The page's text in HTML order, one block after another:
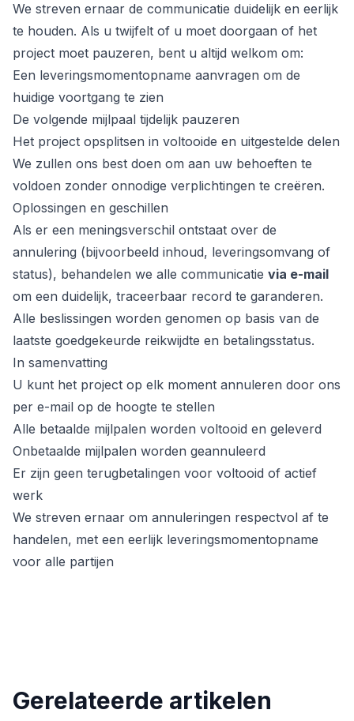
We streven ernaar de communicatie duidelijk en eerlijk
te houden. Als u twijfelt of u moet doorgaan of het
project moet pauzeren, bent u altijd welkom om:
Een leveringsmomentopname aanvragen om de
huidige voortgang te zien
De volgende mijlpaal tijdelijk pauzeren
Het project opsplitsen in voltooide en uitgestelde delen
We zullen ons best doen om aan uw behoeften te
voldoen zonder onnodige verplichtingen te creëren.
Oplossingen en geschillen
Als er een meningsverschil ontstaat over de
annulering (bijvoorbeeld inhoud, leveringsomvang of
status), behandelen we alle communicatie via e-mail
om een duidelijk, traceerbaar record te garanderen.
Alle beslissingen worden genomen op basis van de
laatste goedgekeurde reikwijdte en betalingsstatus.
In samenvatting
U kunt het project op elk moment annuleren door ons
per e-mail op de hoogte te stellen
Alle betaalde mijlpalen worden voltooid en geleverd
Onbetaalde mijlpalen worden geannuleerd
Er zijn geen terugbetalingen voor voltooid of actief
werk
We streven ernaar om annuleringen respectvol af te
handelen, met een eerlijk leveringsmomentopname
voor alle partijen
Gerelateerde artikelen